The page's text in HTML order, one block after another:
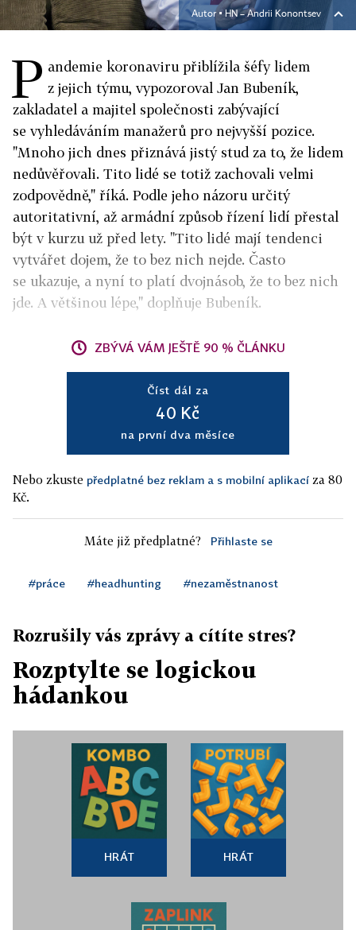
Autor ▪HN – Andrii Konontsev
P andemie koronaviru přiblížila šéfy lidem
z jejich týmu, vypozoroval Jan Bubeník,
zakladatel a majitel společnosti zabývající
se vyhledáváním manažerů pro nejvyšší pozice.
"Mnoho jich dnes přiznává jistý stud za to, že lidem
nedůvěřovali. Tito lidé se totiž zachovali velmi
zodpovědně," říká. Podle jeho názoru určitý
autoritativní, až armádní způsob řízení lidí přestal
být v kurzu už před lety. "Tito lidé mají tendenci
vytvářet dojem, že to bez nich nejde. Často
se ukazuje, a nyní to platí dvojnásob, že to bez nich
jde. A většinou lépe," doplňuje Bubeník.
ZBÝVÁ VÁM JEŠTĚ 90 % ČLÁNKU
Číst dál za
40 Kč
na první dva měsíce
Nebo zkuste předplatné bez reklam a s mobilní aplikací za 80
Kč.
Máte již předplatné? Přihlaste se
#práce #headhunting #nezaměstnanost
Rozrušily vás zprávy a cítíte stres?
Rozptylte se logickou
hádankou
HRÁT HRÁT